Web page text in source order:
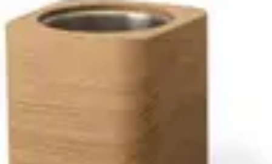
Top Fournitures
Fournitures Scolaires
OrganisationFournitures
ÉcologiquesÉducationBureau